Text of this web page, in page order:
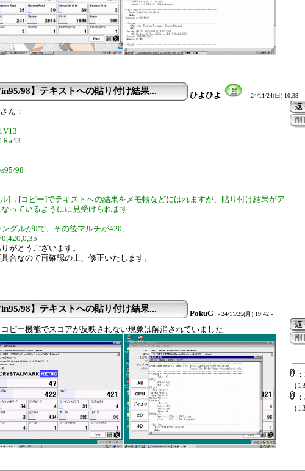
98】テキストへの貼り付け結果... ひよひよ - 24/11/24(日) 10:38 -
ん：
98
]→[コピー]でテキストへの結果をメモ帳などにはれますが、貼り付け結果がア
っているようにに見受けられます
ングルが0で、その後マルチが420,
がとうございます。
合なので再確認の上、修正いたします。
98】テキストへの貼り付け結果... PokuG - 24/11/25(月) 19:42 -
ピー機能でスコアが反映されない現象は解消されていました
（
（